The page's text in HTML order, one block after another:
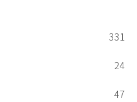
331
24
47